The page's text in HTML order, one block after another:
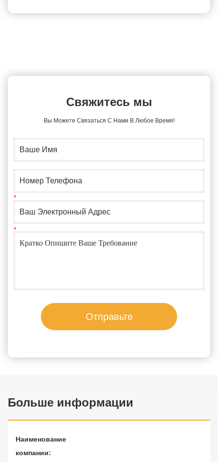
Свяжитесь мы
Вы Можете Связаться С Нами В Любое Время!
Отправьте
Больше информации
Наименование
компании: